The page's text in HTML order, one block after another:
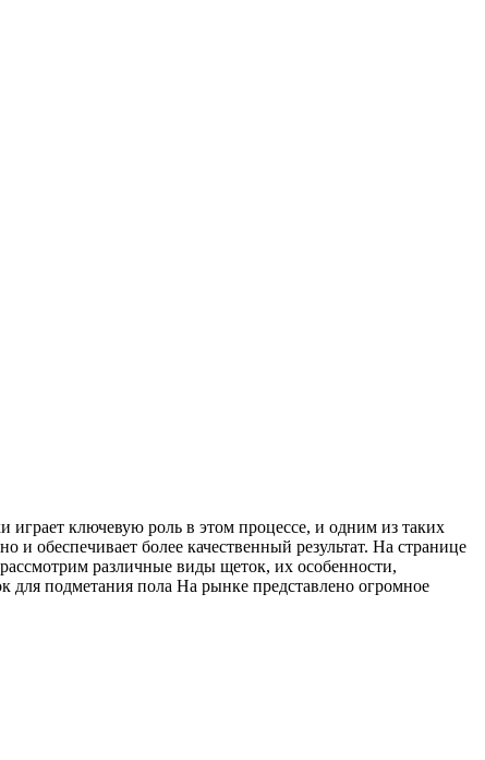
ключевую роль в этом процессе, и одним из таких
обеспечивает более качественный результат. На странице
различные виды щеток, их особенности,
подметания пола На рынке представлено огромное